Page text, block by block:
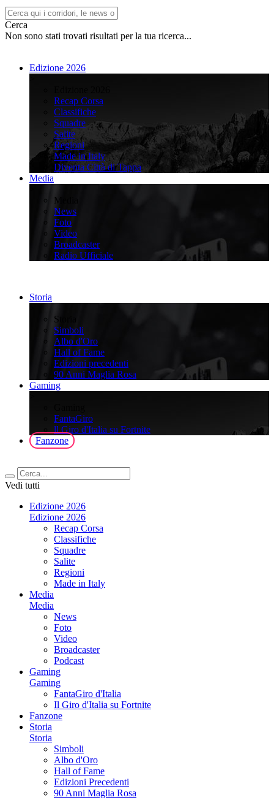
Cerca
Non sono stati trovati risultati per la tua ricerca...
Edizione 2026
Recap Corsa
Classifiche
Squadre
Salite
Regioni
Made in Italy
Diventa Città di Tappa
Media
Media
News
Foto
Video
Broadcaster
Radio Ufficiale
Storia
Storia
Simboli
Albo d'Oro
Hall of Fame
Edizioni precedenti
90 Anni Maglia Rosa
Gaming
FantaGiro
ll Giro d'Italia su Fortnite
Fanzone
Vedi tutti
Edizione 2026
Edizione 2026
Recap Corsa
Classifiche
Squadre
Salite
Regioni
Made in Italy
Media
Media
News
Foto
Video
Broadcaster
Podcast
Gaming
Gaming
FantaGiro d'Italia
Il Giro d'Italia su Fortnite
Fanzone
Storia
Storia
Simboli
Albo d'Oro
Hall of Fame
Edizioni Precedenti
90 Anni Maglia Rosa